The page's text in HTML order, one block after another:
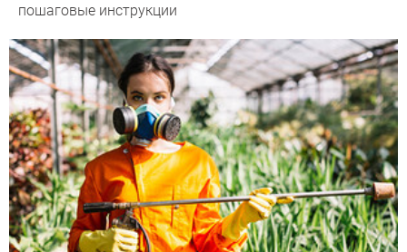
пошаговые инструкции